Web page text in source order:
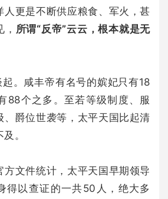
人更是不断供应粮食、军火，甚
所谓“反帝”云云，根本就是无
起。咸丰帝有名号的嫔妃只有18
88个之多。至若等级制度、服
、爵位世袭等，太平天国比起清
。
方文件统计，太平天国早期领导
得以查证的一共50人，绝大多